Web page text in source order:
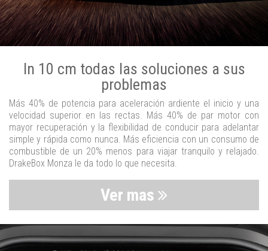
In 10 cm todas las soluciones a sus
problemas
Más 40% de potencia para aceleración ardiente el inicio y una
velocidad superior en las rectas. Más 40% de par motor con
mayor recuperación y la flexibilidad de conducir para adelantar
simple y rápida como nunca. Más eficiencia con un consumo de
combustible de un 20% menos para viajar tranquilo y relajado.
DrakeBox Monza le da todo lo que necesita.
Ver mas